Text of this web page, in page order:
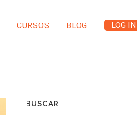
CURSOS BLOG LOG IN
BUSCAR